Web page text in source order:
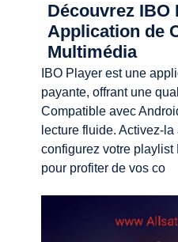
Découvrez IBO
Application de
Multimédia
IBO Player est une
payante, offrant une
Compatible avec
lecture fluide. Activez-
configurez votre playlist
pour profiter de vos co